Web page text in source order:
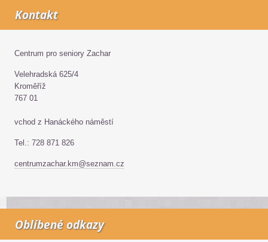
Kontakt
Centrum pro seniory Zachar
Velehradská 625/4
Kroměříž
767 01
vchod z Hanáckého náměstí
Tel.: 728 871 826
centrumzachar.km@seznam.cz
Oblíbené odkazy